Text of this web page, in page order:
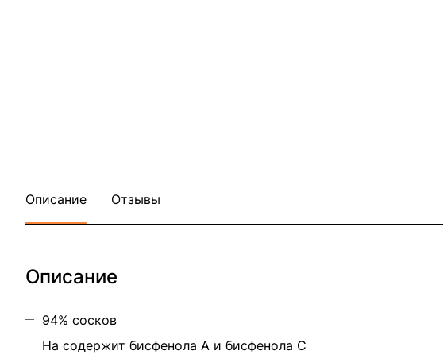
Описание Отзывы
Описание
94% сосков
На содержит бисфенола A и бисфенола C